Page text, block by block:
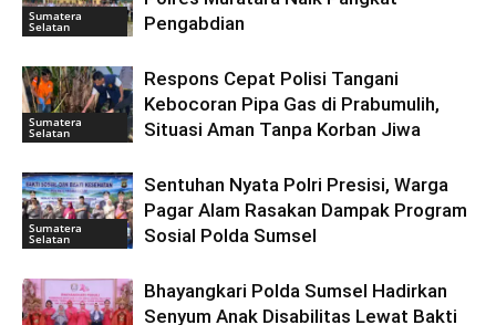
Sumatera
Selatan
Pengabdian
Sumatera
Selatan
Respons Cepat Polisi Tangani
Kebocoran Pipa Gas di Prabumulih,
Situasi Aman Tanpa Korban Jiwa
Sumatera
Selatan
Sentuhan Nyata Polri Presisi, Warga
Pagar Alam Rasakan Dampak Program
Sosial Polda Sumsel
Bhayangkari Polda Sumsel Hadirkan
Senyum Anak Disabilitas Lewat Bakti